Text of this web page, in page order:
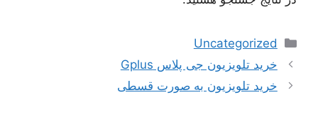
دسته‌ها
Uncategorized
ناوبری
نوشته‌ها
خرید تلویزیون جی پلاس Gplus
خرید تلویزیون به صورت قسطی